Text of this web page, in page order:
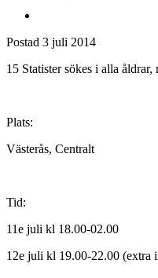
Postad 3 juli 2014
15 Statister sökes i alla
Plats:
Västerås, Centralt
Tid:
11e juli kl 18.00-02.00
12e juli kl 19.00-22.00 (extra